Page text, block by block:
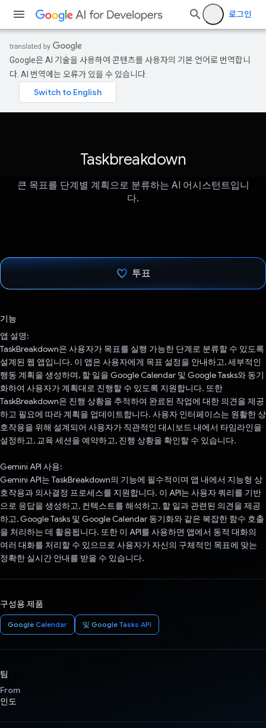
로그인
Google은 AI 기술을 사용하여 콘텐츠를 사용자의 기본 언어로 번역합니
다. AI 번역에는 오류가 있을 수 있습니다.
Taskbreakdown
큰 목표를 단계별 계획으로 분류하는 AI 어시스턴트입니
다.
투표
기능
앱 설명:
TaskBreakdown은 사용자가 목표를 실행 가능한 단계로 분류할 수 있도록
설계된 웹 앱입니다. 이 앱은 사용자에게 목표 설정을 안내하고, 세부적인
행동 계획을 생성하며, 할 일을 Google Calendar 및 Google Tasks와 동기
화하여 사용자가 계획대로 진행할 수 있도록 지원합니다. 또한
TaskBreakdown은 진행 상황을 추적하여 완료된 작업에 대한 의견을 제공
하고 필요에 따라 계획을 업데이트합니다. 사용자 인터페이스는 원활한 상
호작용을 위해 설계되어 사용자가 직관적인 대시보드 내에서 타임라인을
설정하고, 교육 세션을 예약하고, 진행 상황을 확인할 수 있습니다.
Gemini API 사용:
Gemini API는 TaskBreakdown의 기능에 필수적이며 앱 내에서 지능형 상
호작용과 의사결정 프로세스를 지원합니다. 이 API는 사용자 쿼리를 기반
으로 응답을 생성하고, 컨텍스트를 해석하고, 할 일과 관련된 의견을 제공
하고, Google Tasks 및 Google Calendar 동기화와 같은 복잡한 함수 호출
을 처리하는 데 활용됩니다. 또한 이 API를 사용하면 앱에서 동적 대화의
여러 대화를 처리할 수 있으므로 사용자가 자신의 구체적인 목표에 맞는
정확한 실시간 안내를 받을 수 있습니다.
구성용 제품
Google Calendar 및 Google Tasks API
팀
From
인도